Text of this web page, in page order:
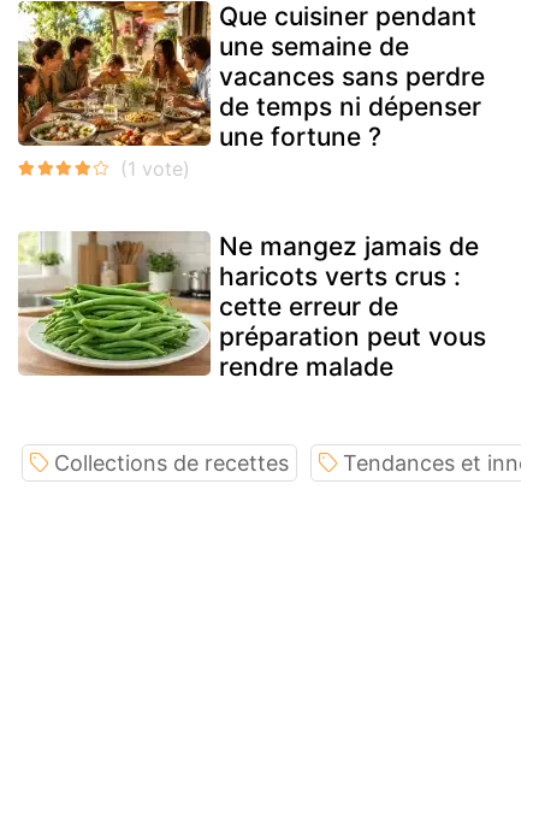
Que cuisiner pendant
une semaine de
vacances sans perdre
de temps ni dépenser
une fortune ?
Ne mangez jamais de
haricots verts crus :
cette erreur de
préparation peut vous
rendre malade
Collections de recettes Tendances et